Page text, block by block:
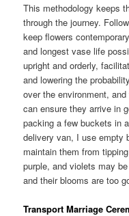
This methodology keeps
through the journey.
keep flowers
and longest vase life
upright and orderly,
and lowering the
over the environment,
can ensure they arrive in
packing a few buckets in
delivery van, I use empty
maintain them from
purple, and violets may
and their blooms are too
Transport Marriage